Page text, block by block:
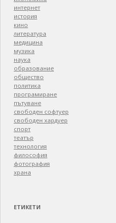
интернет
история
кино
литература
медицина
музика
наука
образование
общество
политика
програмиране
пътуване
свободен софтуер
свободен хардуер
спорт
театър
технология
философия
фотография
храна
ЕТИКЕТИ